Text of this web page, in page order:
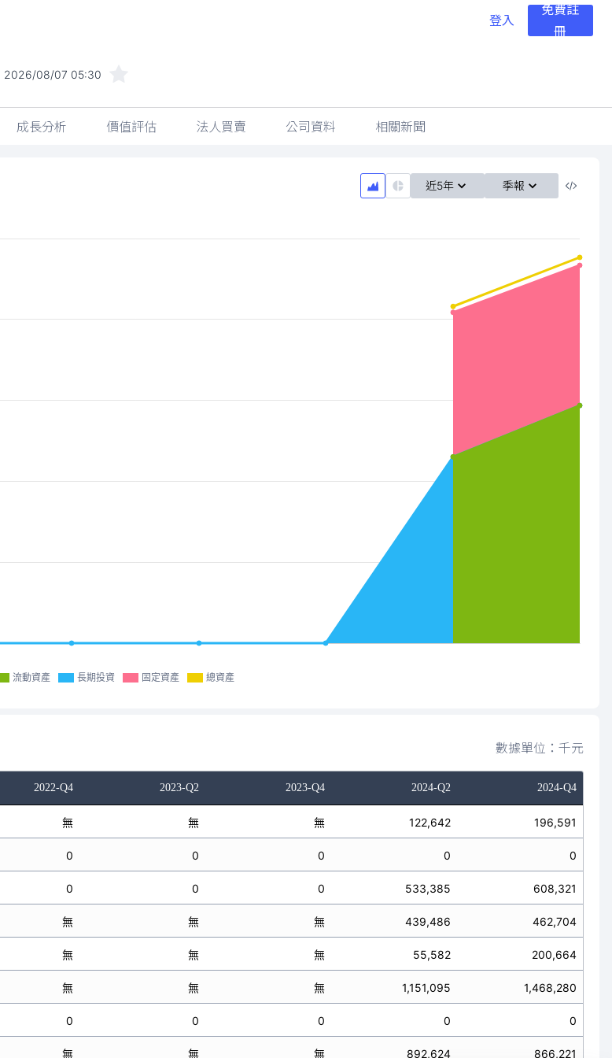
登入
免費註
冊
2026/08/07 05:30
成長分析 價值評估 法人買賣 公司資料 相關新聞
近5年 季報
流動資產 長期投資 固定資產 總資產
數據單位：千元
2022-Q4 2023-Q2 2023-Q4 2024-Q2 2024-Q4
無 無 無 122,642 196,591
0 0 0 0 0
0 0 0 533,385 608,321
無 無 無 439,486 462,704
無 無 無 55,582 200,664
無 無 無 1,151,095 1,468,280
0 0 0 0 0
無 無 無 892,624 866,221